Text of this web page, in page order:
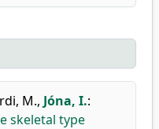
M., Jóna, I.:
skeletal type